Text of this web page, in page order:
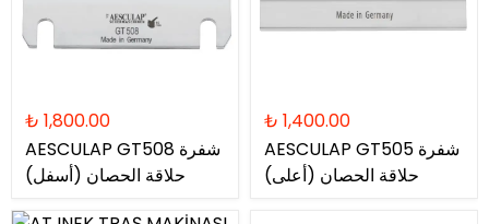
₺ 1,800.00
AESCULAP ​​​​GT508 شفرة
حلاقة الحصان (أسفل)
₺ 1,400.00
AESCULAP ​​​​GT505 شفرة
حلاقة الحصان (أعلى)